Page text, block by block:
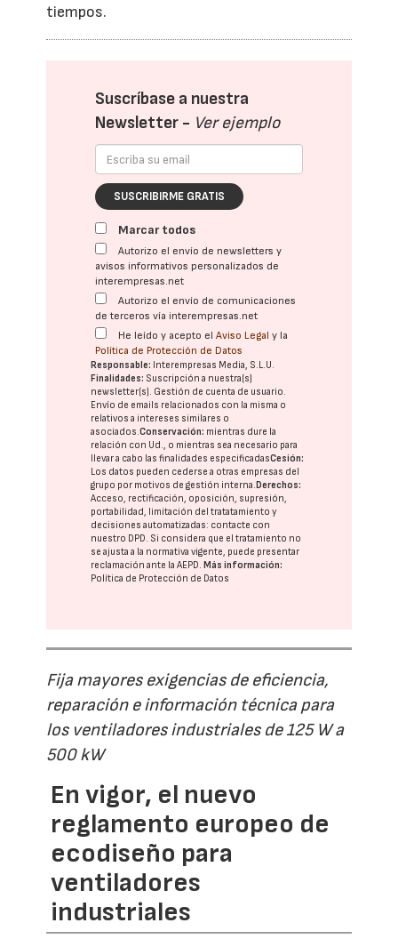
tiempos.
Suscríbase a nuestra
Newsletter - Ver ejemplo
SUSCRIBIRME GRATIS
Marcar todos
Autorizo el envío de newsletters y
avisos informativos personalizados de
interempresas.net
Autorizo el envío de comunicaciones
de terceros vía interempresas.net
He leído y acepto elAviso Legal y la
Política de Protección de Datos
Responsable: Interempresas Media, S.L.U.
Finalidades: Suscripción a nuestra(s)
newsletter(s). Gestión de cuenta de usuario.
Envío de emails relacionados con la misma o
relativos a intereses similares o
asociados.Conservación: mientras dure la
relación con Ud., o mientras sea necesario para
llevar a cabo las finalidades especificadasCesión:
Los datos pueden cederse a otras empresas del
grupo por motivos de gestión interna. Derechos:
Acceso, rectificación, oposición, supresión,
portabilidad, limitación del tratatamiento y
decisiones automatizadas: contacte con
nuestro DPD. Si considera que el tratamiento no
se ajusta a la normativa vigente, puede presentar
reclamación ante laAEPD. Más información:
Política de Protección de Datos
Fija mayores exigencias de eficiencia,
reparación e información técnica para
los ventiladores industriales de 125 W a
500 kW
En vigor, el nuevo
reglamento europeo de
ecodiseño para
ventiladores
industriales